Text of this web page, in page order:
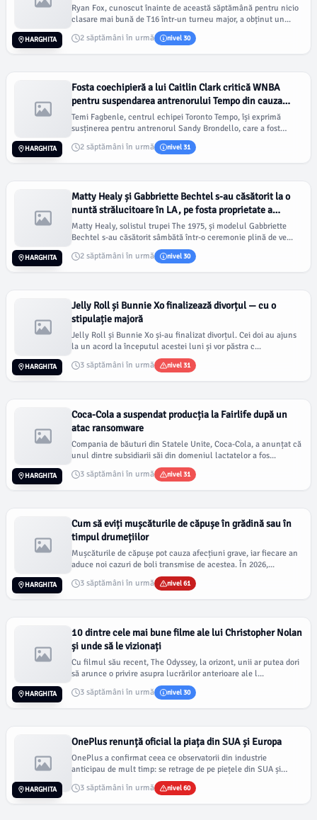
Ryan Fox, cunoscut înainte de această săptămână pentru nicio
clasare mai bună de T16 într-un turneu major, a obținut un...
2 săptămâni în urmă
nivel 30
HARGHITA
Fosta coechipieră a lui Caitlin Clark critică WNBA
pentru suspendarea antrenorului Tempo din cauza
remarkei despre 'specii protejate'
Temi Fagbenle, centrul echipei Toronto Tempo, își exprimă
susținerea pentru antrenorul Sandy Brondello, care a fost
2 săptămâni în urmă nivel 31
HARGHITA
Matty Healy și Gabbriette Bechtel s-au căsătorit la o
nuntă strălucitoare în LA, pe fosta proprietate a
Madonnei
Matty Healy, solistul trupei The 1975, și modelul Gabbriette
Bechtel s-au căsătorit sâmbătă într-o ceremonie plină de ve...
2 săptămâni în urmă
nivel 30
HARGHITA
Jelly Roll și Bunnie Xo finalizează divorțul — cu o
stipulație majoră
Jelly Roll și Bunnie Xo și-au finalizat divorțul. Cei doi au ajuns
la un acord la începutul acestei luni și vor păstra c...
3 săptămâni în urmă
nivel 31
HARGHITA
Coca-Cola a suspendat producția la Fairlife după un
atac ransomware
Compania de băuturi din Statele Unite, Coca-Cola, a anunțat că
unul dintre subsidiarii săi din domeniul lactatelor a fos...
3 săptămâni în urmă
nivel 31
HARGHITA
Cum să eviți mușcăturile de căpușe în grădină sau în
timpul drumețiilor
Mușcăturile de căpușe pot cauza afecțiuni grave, iar fiecare an
aduce noi cazuri de boli transmise de acestea. În 2026,...
3 săptămâni în urmă
nivel 61
HARGHITA
10 dintre cele mai bune filme ale lui Christopher Nolan
și unde să le vizionați
Cu filmul său recent, The Odyssey, la orizont, unii ar putea dori
să arunce o privire asupra lucrărilor anterioare ale l...
3 săptămâni în urmă
nivel 30
HARGHITA
OnePlus renunță oficial la piața din SUA și Europa
OnePlus a confirmat ceea ce observatorii din industrie
anticipau de mult timp: se retrage de pe piețele din SUA și
3 săptămâni în urmă nivel 60
HARGHITA